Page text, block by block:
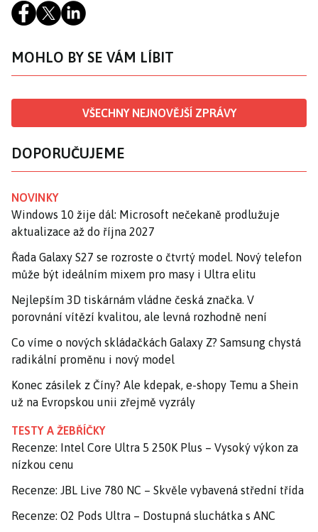
MOHLO BY SE VÁM LÍBIT
VŠECHNY NEJNOVĚJŠÍ ZPRÁVY
DOPORUČUJEME
NOVINKY
Windows 10 žije dál: Microsoft nečekaně prodlužuje
aktualizace až do října 2027
Řada Galaxy S27 se rozroste o čtvrtý model. Nový telefon
může být ideálním mixem pro masy i Ultra elitu
Nejlepším 3D tiskárnám vládne česká značka. V
porovnání vítězí kvalitou, ale levná rozhodně není
Co víme o nových skládačkách Galaxy Z? Samsung chystá
radikální proměnu i nový model
Konec zásilek z Číny? Ale kdepak, e-shopy Temu a Shein
už na Evropskou unii zřejmě vyzrály
TESTY A ŽEBŘÍČKY
Recenze: Intel Core Ultra 5 250K Plus – Vysoký výkon za
nízkou cenu
Recenze: JBL Live 780 NC – Skvěle vybavená střední třída
Recenze: O2 Pods Ultra – Dostupná sluchátka s ANC